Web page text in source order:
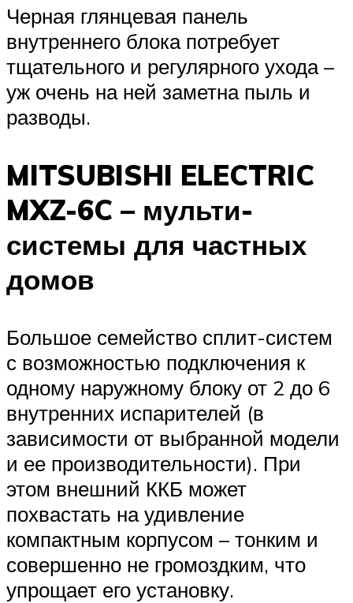
Черная глянцевая панель
внутреннего блока потребует
тщательного и регулярного ухода –
уж очень на ней заметна пыль и
разводы.
MITSUBISHI ELECTRIC
MXZ-6C – мульти-
системы для частных
домов
Большое семейство сплит-систем
с возможностью подключения к
одному наружному блоку от 2 до 6
внутренних испарителей (в
зависимости от выбранной модели
и ее производительности). При
этом внешний ККБ может
похвастать на удивление
компактным корпусом – тонким и
совершенно не громоздким, что
упрощает его установку.